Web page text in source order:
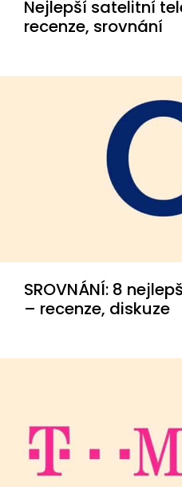
Nejlepší satelitní
recenze, srovnání
SROVNÁNÍ: 8
– recenze, diskuze